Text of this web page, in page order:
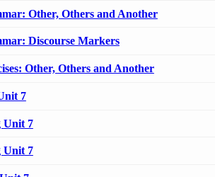
Other, Others and Another
Discourse Markers
Other, Others and Another
7
Unit 7
Unit 7